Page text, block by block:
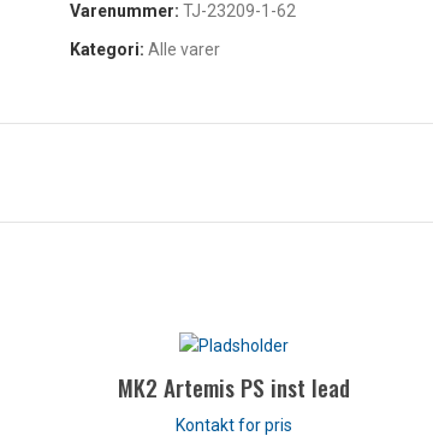
Varenummer: TJ-23209-1-62
Kategori: Alle varer
MK2 Artemis PS inst lead